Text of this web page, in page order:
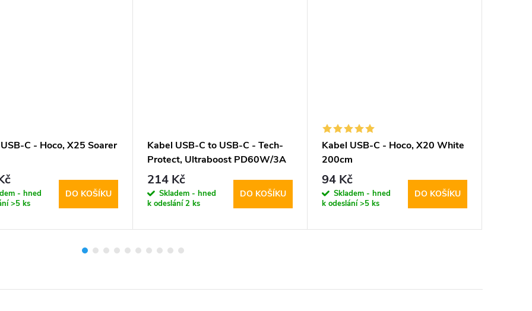
C - Hoco, X25 Soarer
- hned
>5 ks
DO KOŠÍKU
Kabel USB-C to USB-C - Tech-
Protect, Ultraboost PD60W/3A
Black 25cm
214 Kč
Skladem - hned
k odeslání2 ks
DO KOŠÍKU
Kabel USB-C - Hoco, X20 White
200cm
94 Kč
Skladem - hned
k odeslání>5 ks
DO KOŠÍKU